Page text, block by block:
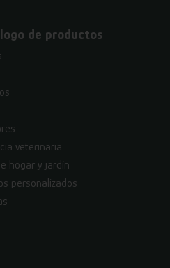
de productos
veterinaria
hogar y jardín
personalizados